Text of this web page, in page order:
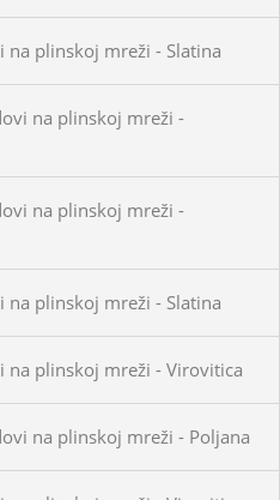
plinskoj mreži - Slatina
na plinskoj mreži -
na plinskoj mreži -
plinskoj mreži - Slatina
plinskoj mreži - Virovitica
na plinskoj mreži - Poljana